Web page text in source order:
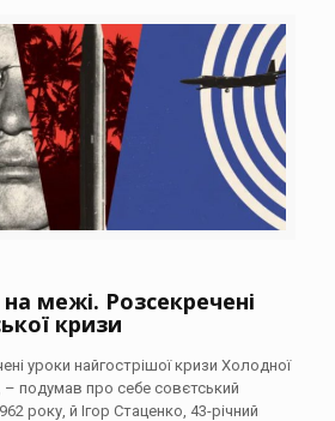
межі. Розсекречені
кризи
уроки найгострішої кризи Холодної
– подумав про себе совєтський
року, й Ігор Стаценко, 43-річний